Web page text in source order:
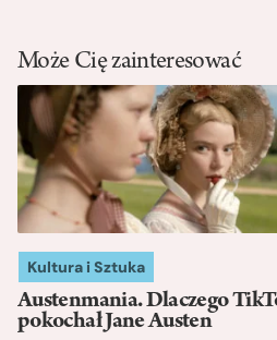
Może Cię zainteresować
Kultura i Sztuka
Austenmania. Dlaczego
pokochał Jane Austen